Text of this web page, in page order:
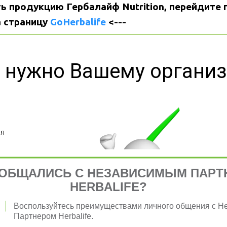
продукцию Гербалайф Nutrition, перейдите
страницу GoHerbalife <---
нужно Вашему
С НЕЗАВИСИМЫМ
HERBALIFE?
Воспользуйтесь преимуществами личного общения с
Партнером Herbalife.